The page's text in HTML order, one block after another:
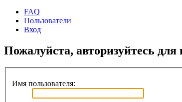
FAQ
Пользователи
Вход
Пожалуйста, авторизуйтесь
Имя пользователя: